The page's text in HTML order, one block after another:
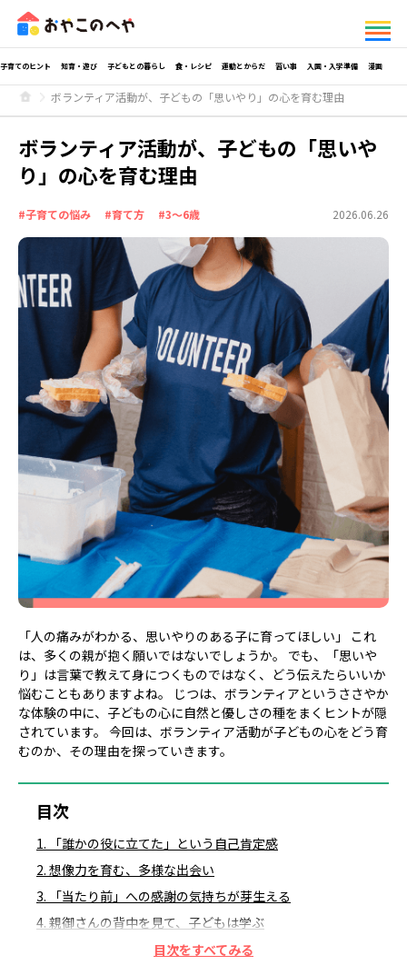
子育てのヒント 知育・遊び 子どもとの暮らし 食・レシピ 運動とからだ 習い事 入園・入学準備 漫画
ボランティア活動が、子どもの「思いやり」の心を育む理由
ボランティア活動が、子どもの「思いや
り」の心を育む理由
#子育ての悩み #育て方 #3～6歳 2026.06.26
「人の痛みがわかる、思いやりのある子に育ってほしい」 これ
は、多くの親が抱く願いではないでしょうか。 でも、「思いや
り」は言葉で教えて身につくものではなく、どう伝えたらいいか
悩むこともありますよね。 じつは、ボランティアというささやか
な体験の中に、子どもの心に自然と優しさの種をまくヒントが隠
されています。 今回は、ボランティア活動が子どもの心をどう育
むのか、その理由を探っていきます。
目次
1. 「誰かの役に立てた」という自己肯定感
2. 想像力を育む、多様な出会い
3. 「当たり前」への感謝の気持ちが芽生える
4. 親御さんの背中を見て、子どもは学ぶ
5. まずは「できること」から、小さな一歩